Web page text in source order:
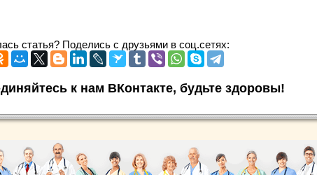
статья? Поделись с друзьями в соц.сетях:
к нам ВКонтакте, будьте здоровы!